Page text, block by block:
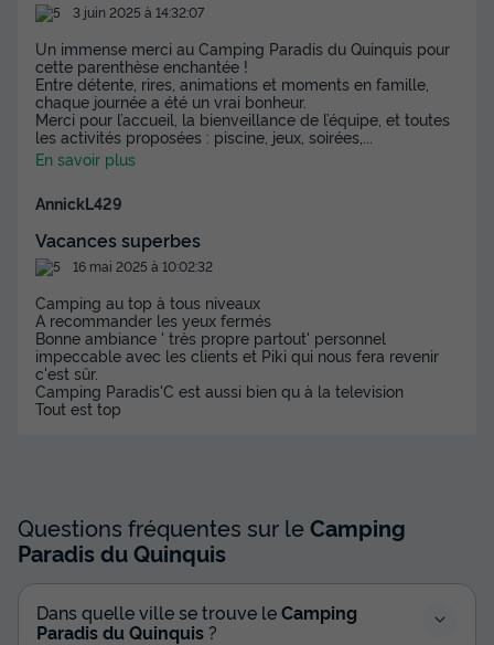
MOBILHOME 8 personnes - MH CONFORT
4CH 8PERS
Annulation gratuite
Récent
Surface
38m²
Adultes
8
Chambres
4
Salle de bain
MOBILHOME 8 personnes - MH CONFORT 4CH 8PERS
du12/09/2026au19/09/2026
Meilleur prix pour 7 nuits
Modifier les dates
3 juin 2025 à 14:32:07
Un immense merci au Camping Paradis du Quinquis pour
cette parenthèse enchantée !
Entre détente, rires, animations et moments en famille,
chaque journée a été un vrai bonheur.
Merci pour l’accueil, la bienveillance de l’équipe, et toutes
les activités proposées : piscine, jeux, soirées,
En savoir plus
AnnickL429
Vacances superbes
16 mai 2025 à 10:02:32
Camping au top à tous niveaux
A recommander les yeux fermés
Bonne ambiance ' très propre partout' personnel
impeccable avec les clients et Piki qui nous fera revenir
c'est sûr.
Camping Paradis'C est aussi bien qu à la television
Tout est top
Questions fréquentes sur leCamping
Paradis du Quinquis
Dans quelle ville se trouve leCamping
Paradis du Quinquis ?